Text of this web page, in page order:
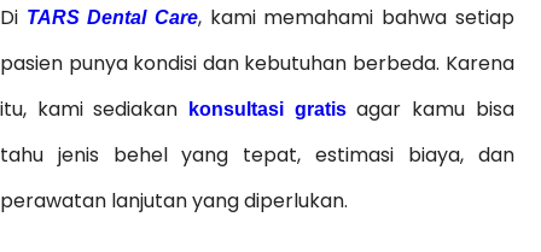
Di TARS Dental Care, kami memahami bahwa setiap
pasien punya kondisi dan kebutuhan berbeda. Karena
itu, kami sediakan
konsultasi gratisagar kamu bisa
tahu jenis behel yang tepat, estimasi biaya, dan
perawatan lanjutan yang diperlukan.